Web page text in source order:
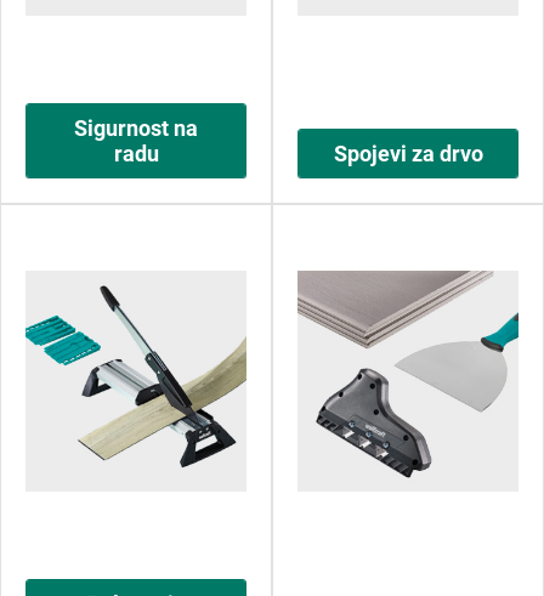
Sigurnost na
radu
Spojevi za drvo